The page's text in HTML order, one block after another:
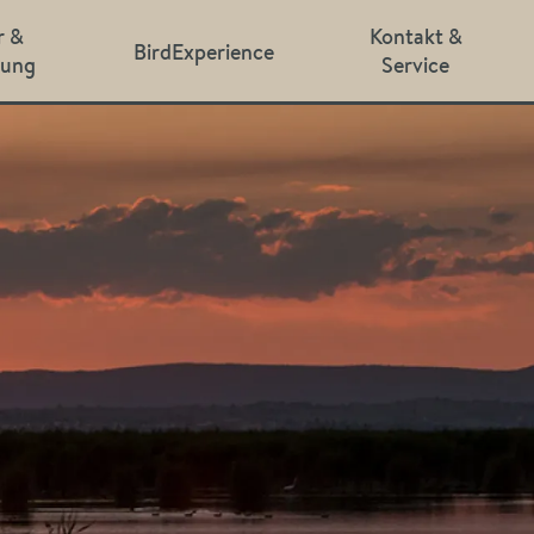
&
BirdExperience
Kontakt &
Service